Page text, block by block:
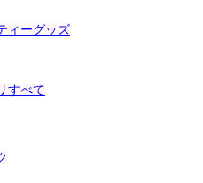
ィーグッズ
すべて